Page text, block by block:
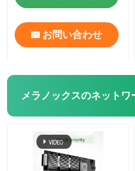
ネージドスイッチ
お問い合わせ
メラノックスのネットワ